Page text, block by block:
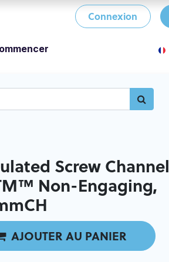
Connexion
Screw Channel
Non-Engaging,
AJOUTER AU PANIER